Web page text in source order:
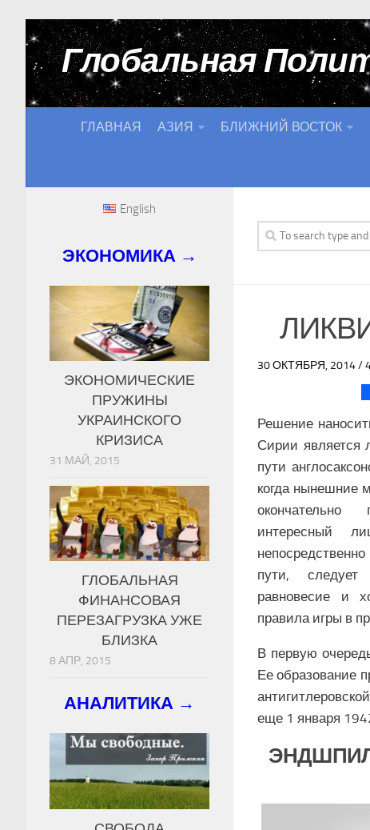
Глобальная
ГЛАВНАЯ АЗИЯ БЛИЖНИЙ ВОСТОК
30 ОКТЯБРЯ, 2014
Решение
Сирии является
пути
когда нынешние
интересный
пути, следует
равновесие и
правила игры в
В первую
Ее образование
еще 1 января
English
ЭКОНОМИКА →
ЭКОНОМИЧЕСКИЕ
ПРУЖИНЫ
УКРАИНСКОГО
КРИЗИСА
31 МАЙ, 2015
ГЛОБАЛЬНАЯ
ФИНАНСОВАЯ
ПЕРЕЗАГРУЗКА УЖЕ
БЛИЗКА
8 АПР, 2015
АНАЛИТИКА →